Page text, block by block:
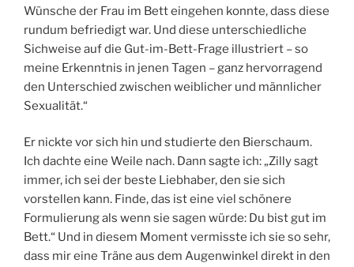
Wünsche der Frau im Bett eingehen konnte, dass diese
rundum befriedigt war. Und diese unterschiedliche
Sichweise auf die Gut-im-Bett-Frage illustriert – so
meine Erkenntnis in jenen Tagen – ganz hervorragend
den Unterschied zwischen weiblicher und männlicher
Sexualität.“
Er nickte vor sich hin und studierte den Bierschaum.
Ich dachte eine Weile nach. Dann sagte ich: „Zilly sagt
immer, ich sei der beste Liebhaber, den sie sich
vorstellen kann. Finde, das ist eine viel schönere
Formulierung als wenn sie sagen würde: Du bist gut im
Bett.“ Und in diesem Moment vermisste ich sie so sehr,
dass mir eine Träne aus dem Augenwinkel direkt in den